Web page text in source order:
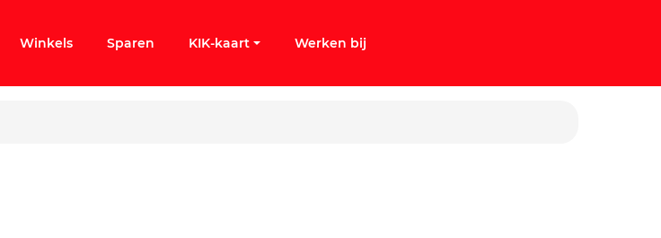
Winkels Sparen KIK-kaart Werken bij